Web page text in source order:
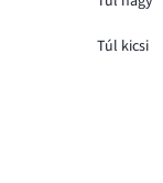
Túl kicsi